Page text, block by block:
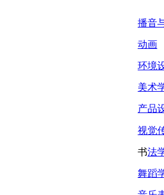
播音
动画
环境
美术
产品
视觉
书法
舞蹈